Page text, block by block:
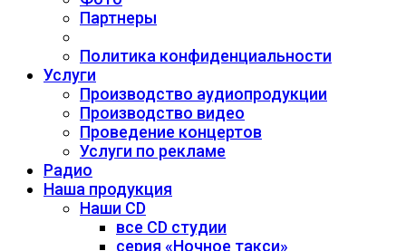
Партнеры
Политика конфиденциальности
Услуги
Производство аудиопродукции
Производство видео
Проведение концертов
Услуги по рекламе
Радио
Наша продукция
Наши CD
все CD студии
серия «Ночное такси»